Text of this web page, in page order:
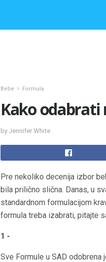
Bebe Formula
Kako
by Jennifer White
Pre nekoliko decenija izbor
bila prilično slična. Danas, u
standardnom formulacijom
formula treba izabrati, pitajte
1 -
Sve Formule u SAD odobrena